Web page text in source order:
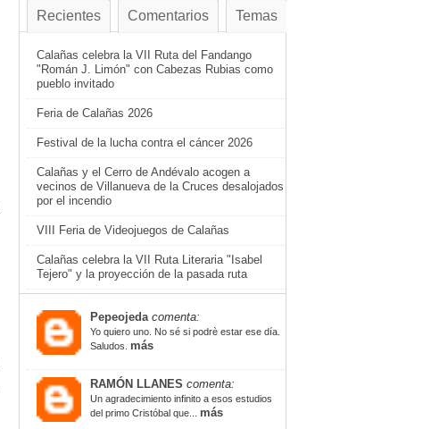
Recientes Comentarios Temas
Calañas celebra la VII Ruta del Fandango
"Román J. Limón" con Cabezas Rubias como
pueblo invitado
Feria de Calañas 2026
Festival de la lucha contra el cáncer 2026
Calañas y el Cerro de Andévalo acogen a
vecinos de Villanueva de la Cruces desalojados
por el incendio
VIII Feria de Videojuegos de Calañas
Calañas celebra la VII Ruta Literaria "Isabel
Tejero" y la proyección de la pasada ruta
Pepeojeda comenta:
Yo quiero uno. No sé si podrè estar ese día.
Saludos. más
RAMÓN LLANES comenta:
Un agradecimiento infinito a esos estudios
del primo Cristóbal que... más